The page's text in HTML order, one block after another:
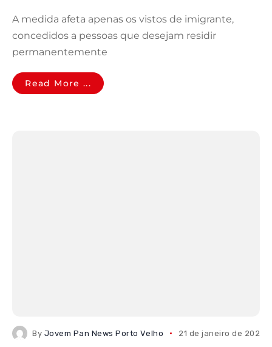
A medida afeta apenas os vistos de imigrante,
concedidos a pessoas que desejam residir
permanentemente
Read More ...
By Jovem Pan News Porto Velho 21 de janeiro de 2026